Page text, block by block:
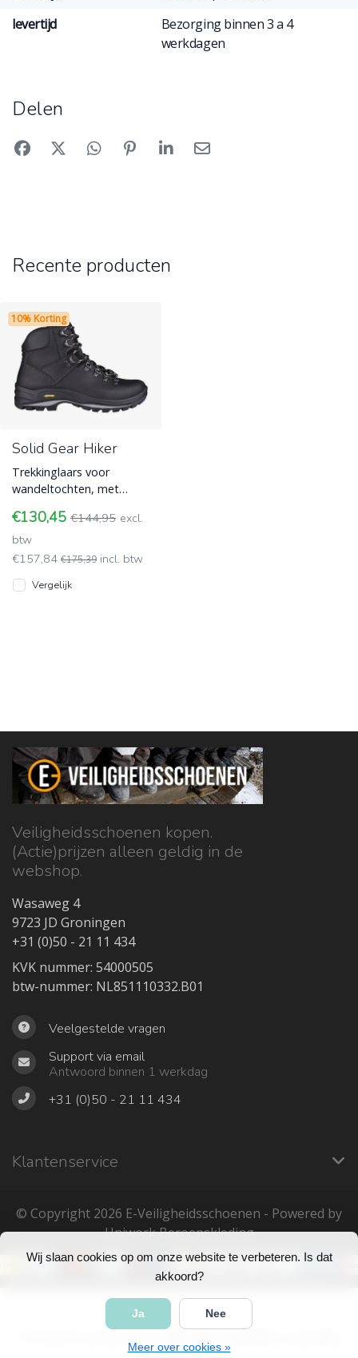
Wij slaan cookies op om onze website te verbeteren. Is dat
akkoord?
Ja Nee
Meer over cookies »
levertijd
Bezorging binnen 3 a 4
werkdagen
Delen
Recente producten
10% Korting
Solid Gear Hiker
Trekkinglaars voor
wandeltochten, met
buitenkant en ademende
voering. De Vibra
€130,45 €144,95 excl.
btw
€157,84 €175,39 incl. btw
Vergelijk
Veiligheidsschoenen kopen.
(Actie)prijzen alleen geldig in de
webshop.
Wasaweg 4
9723 JD Groningen
+31 (0)50 - 21 11 434
KVK nummer: 54000505
btw-nummer: NL851110332.B01
Veelgestelde vragen
Support via email
Antwoord binnen 1 werkdag
+31 (0)50 - 21 11 434
Klantenservice
© Copyright 2026 ‎E-Veiligheidsschoenen - Powered by
Uniwork Beroepskleding